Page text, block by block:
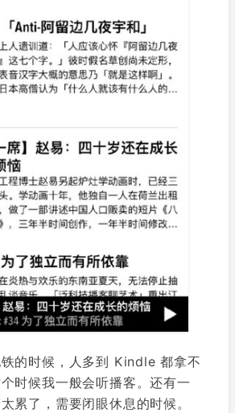
的时候，人多到 Kindle 都拿不
时候我一般会听播客。还有一
累了，需要闭眼休息的时候。